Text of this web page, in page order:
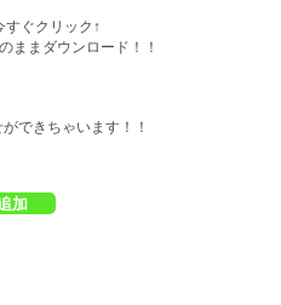
すぐクリック↑
ままダウンロード！！
できちゃいます！！
加